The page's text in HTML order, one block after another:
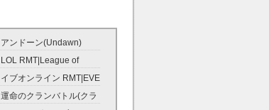
アンドーン(Undawn)
RMT
LOL RMT|League of
Legends RMT
イブオンライン RMT|EVE
RMT
運命のクランバトル(クラ